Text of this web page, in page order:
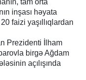
tam orta
inşası həyata
faizi yaşıllıqlardan
Prezidenti İlham
birgə Ağdam
açılışında